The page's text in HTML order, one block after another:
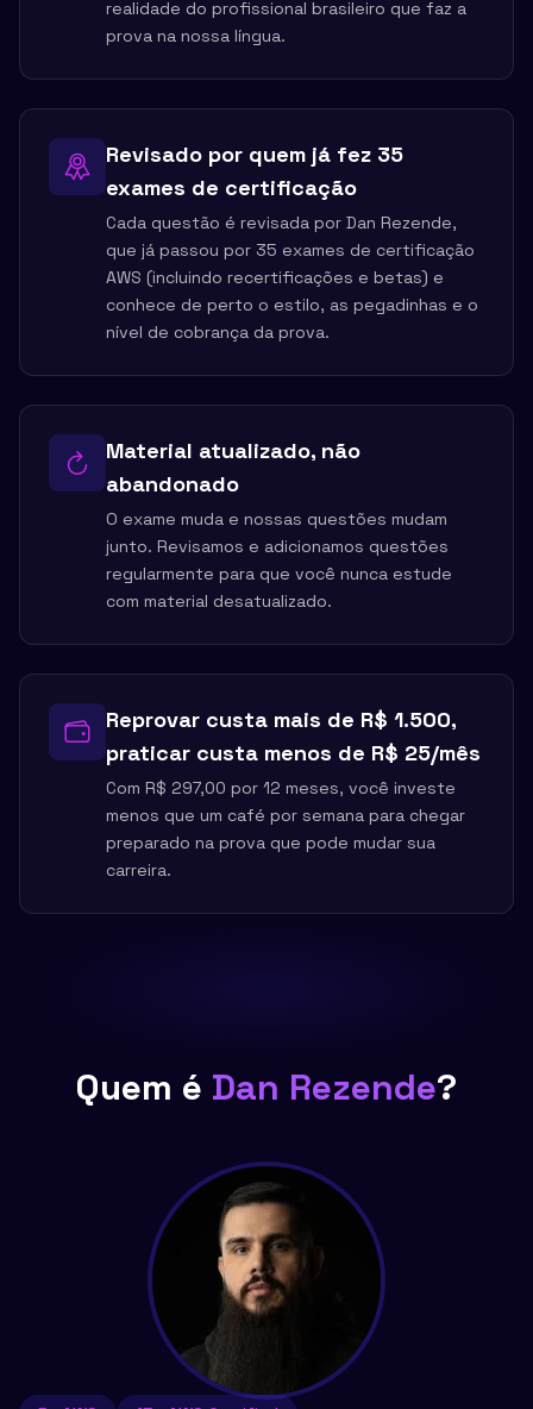
realidade do profissional brasileiro que faz a
prova na nossa língua.
Revisado por quem já fez 35
exames de certificação
Cada questão é revisada por Dan Rezende,
que já passou por 35 exames de certificação
AWS (incluindo recertificações e betas) e
conhece de perto o estilo, as pegadinhas e o
nível de cobrança da prova.
Material atualizado, não
abandonado
O exame muda e nossas questões mudam
junto. Revisamos e adicionamos questões
regularmente para que você nunca estude
com material desatualizado.
Reprovar custa mais de R$ 1.500,
praticar custa menos de R$ 25/mês
Com R$ 297,00 por 12 meses, você investe
menos que um café por semana para chegar
preparado na prova que pode mudar sua
carreira.
Quem é Dan Rezende?